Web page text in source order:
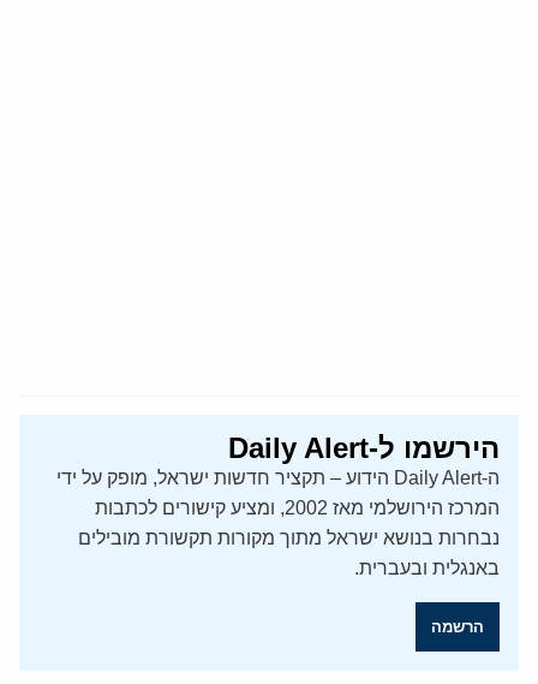
הירשמו ל-Daily Alert
ה-Daily Alert הידוע – תקציר חדשות ישראל, מופק על ידי
המרכז הירושלמי מאז 2002, ומציע קישורים לכתבות
נבחרות בנושא ישראל מתוך מקורות תקשורת מובילים
באנגלית ובעברית.
הרשמה